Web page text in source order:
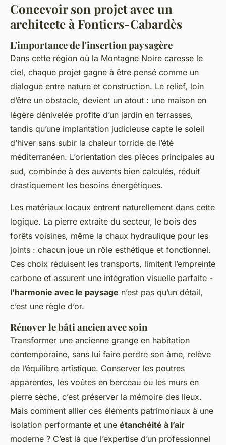
Concevoir son projet avec un
architecte à Fontiers-Cabardès
L'importance de l'insertion paysagère
Dans cette région où la Montagne Noire caresse le
ciel, chaque projet gagne à être pensé comme un
dialogue entre nature et construction. Le relief, loin
d’être un obstacle, devient un atout : une maison en
légère dénivelée profite d’un jardin en terrasses,
tandis qu’une implantation judicieuse capte le soleil
d’hiver sans subir la chaleur torride de l’été
méditerranéen. L’orientation des pièces principales au
sud, combinée à des auvents bien calculés, réduit
drastiquement les besoins énergétiques.
Les matériaux locaux entrent naturellement dans cette
logique. La pierre extraite du secteur, le bois des
forêts voisines, même la chaux hydraulique pour les
joints : chacun joue un rôle esthétique et fonctionnel.
Ces choix réduisent les transports, limitent l’empreinte
carbone et assurent une intégration visuelle parfaite -
l’harmonie avec le paysage n’est pas qu’un détail,
c’est une règle d’or.
Rénover le bâti ancien avec soin
Transformer une ancienne grange en habitation
contemporaine, sans lui faire perdre son âme, relève
de l’équilibre artistique. Conserver les poutres
apparentes, les voûtes en berceau ou les murs en
pierre sèche, c’est préserver la mémoire des lieux.
Mais comment allier ces éléments patrimoniaux à une
isolation performante et une étanchéité à l’air
moderne ? C’est là que l’expertise d’un professionnel